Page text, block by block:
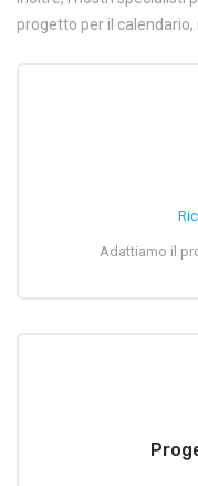
progetto per il calendario,
Adattiamo il